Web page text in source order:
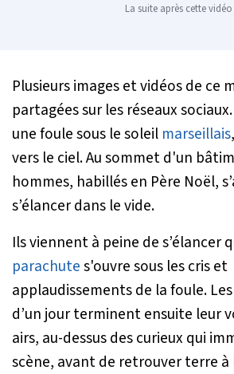
La suite après cette vidéo
Plusieurs images et vidéos de ce
partagées sur les réseaux
une foule sous le soleil marseillais
vers le ciel. Au sommet d'un
hommes, habillés en Père Noël,
s’élancer dans le vide.
Ils viennent à peine de s’élancer
parachutes'ouvre sous les cris et
applaudissements de la foule.
d’un jour terminent ensuite leur
airs, au-dessus des curieux qui
scène, avant de retrouver terre à